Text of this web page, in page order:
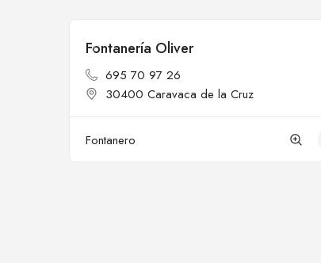
Cerrado
Fontanería Oliver
695 70 97 26
30400 Caravaca de la Cruz
Fontanero